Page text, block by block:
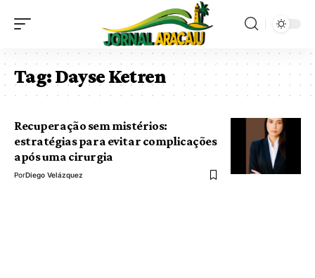
Tag:Dayse Ketren
Recuperação sem mistérios:
estratégias para evitar complicações
após uma cirurgia
PorDiego Velázquez